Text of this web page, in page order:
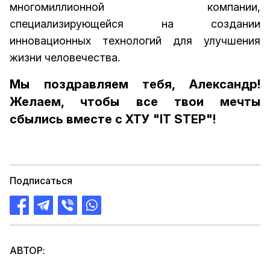
многомиллионной компании,
специализирующейся на создании
инновационных технологий для улучшения
жизни человечества.
Мы поздравляем тебя, Александр!
Желаем, чтобы все твои мечты
сбылись вместе с ХТУ "IT STEP"!
Подписаться
АВТОР: